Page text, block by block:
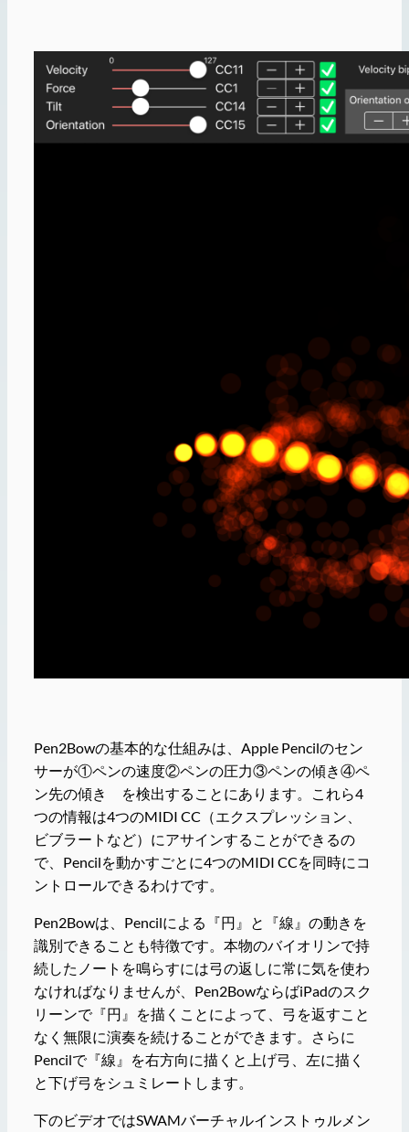
Pen2Bowの基本的な仕組みは、Apple Pencilのセン
サーが①ペンの速度②ペンの圧力③ペンの傾き④ペ
ン先の傾き を検出することにあります。これら4
つの情報は4つのMIDI CC（エクスプレッション、
ビブラートなど）にアサインすることができるの
で、Pencilを動かすごとに4つのMIDI CCを同時にコ
ントロールできるわけです。
Pen2Bowは、Pencilによる『円』と『線』の動きを
識別できることも特徴です。本物のバイオリンで持
続したノートを鳴らすには弓の返しに常に気を使わ
なければなりませんが、Pen2BowならばiPadのスク
リーンで『円』を描くことによって、弓を返すこと
なく無限に演奏を続けることができます。さらに
Pencilで『線』を右方向に描くと上げ弓、左に描く
と下げ弓をシュミレートします。
下のビデオではSWAMバーチャルインストゥルメン